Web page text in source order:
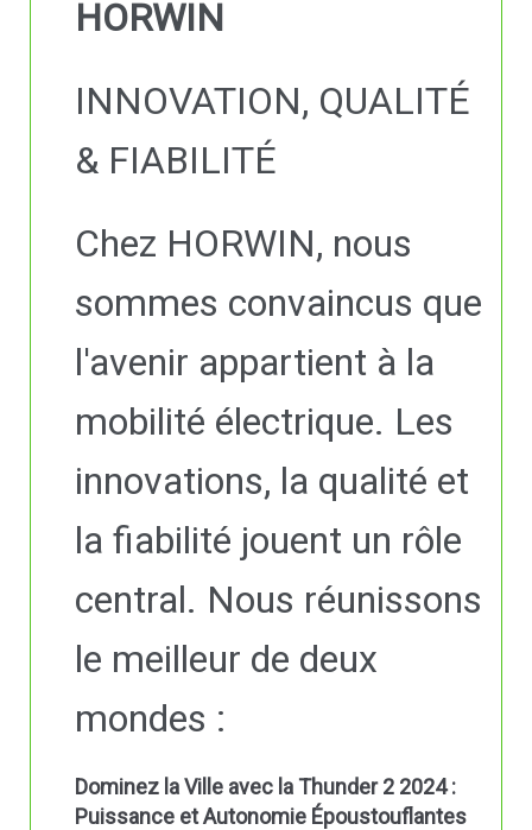
HORWIN
INNOVATION, QUALITÉ
& FIABILITÉ
Chez HORWIN, nous
sommes convaincus que
l'avenir appartient à la
mobilité électrique. Les
innovations, la qualité et
la fiabilité jouent un rôle
central. Nous réunissons
le meilleur de deux
mondes :
Dominez la Ville avec la Thunder 2 2024 :
Puissance et Autonomie Époustouflantes